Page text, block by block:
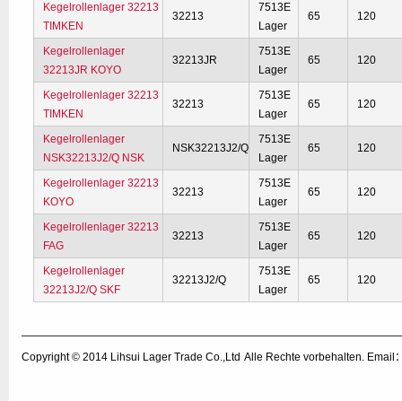
Kegelrollenlager 32213
TIMKEN
32213
7513E
Lager
65 120
Kegelrollenlager
32213JR KOYO
32213JR
7513E
Lager
65 120
Kegelrollenlager 32213
TIMKEN
32213
7513E
Lager
65 120
Kegelrollenlager
NSK32213J2/Q NSK
NSK32213J2/Q
7513E
Lager
65 120
Kegelrollenlager 32213
KOYO
32213
7513E
Lager
65 120
Kegelrollenlager 32213
FAG
32213
7513E
Lager
65 120
Kegelrollenlager
32213J2/Q SKF
32213J2/Q
7513E
Lager
65 120
Copyright © 2014 Lihsui Lager Trade Co.,Ltd Alle Rechte vorbehalten. Email